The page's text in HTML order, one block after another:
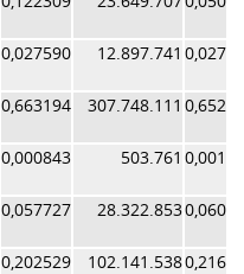
0,027590 12.897.741
0,663194 307.748.111
0,000843 503.761
0,057727 28.322.853
0,202529 102.141.538